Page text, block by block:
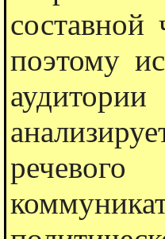
поэтому